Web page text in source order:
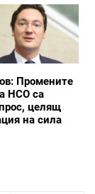
Промените
НСО са
целящ
на сила